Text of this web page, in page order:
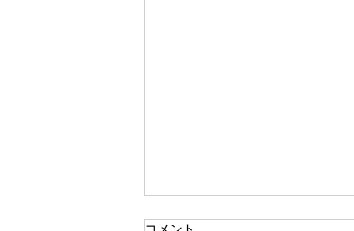
10月6日